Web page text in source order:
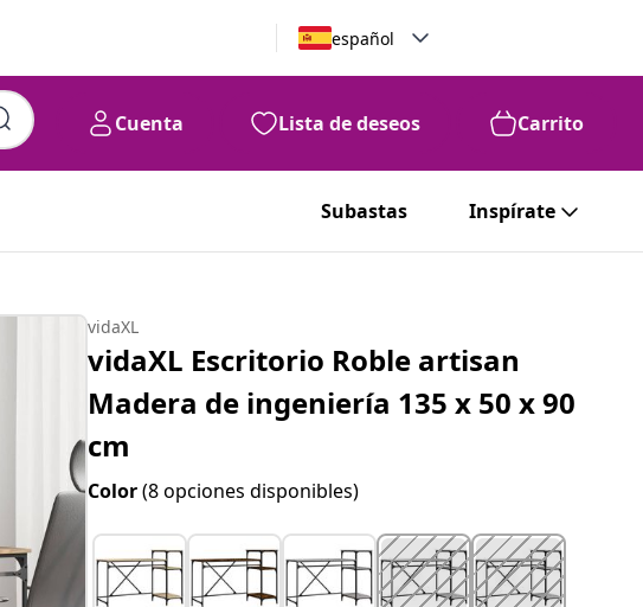
español
Cuenta Lista de deseos Carrito
Subastas Inspírate
vidaXL
vidaXL Escritorio Roble artisan
Madera de ingeniería 135 x 50 x 90
cm
Color(8 opciones disponibles)